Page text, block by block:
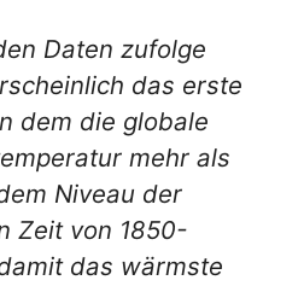
Daten zufolge
das erste
dem die globale
mehr als
Niveau der
Zeit von 1850-
das wärmste